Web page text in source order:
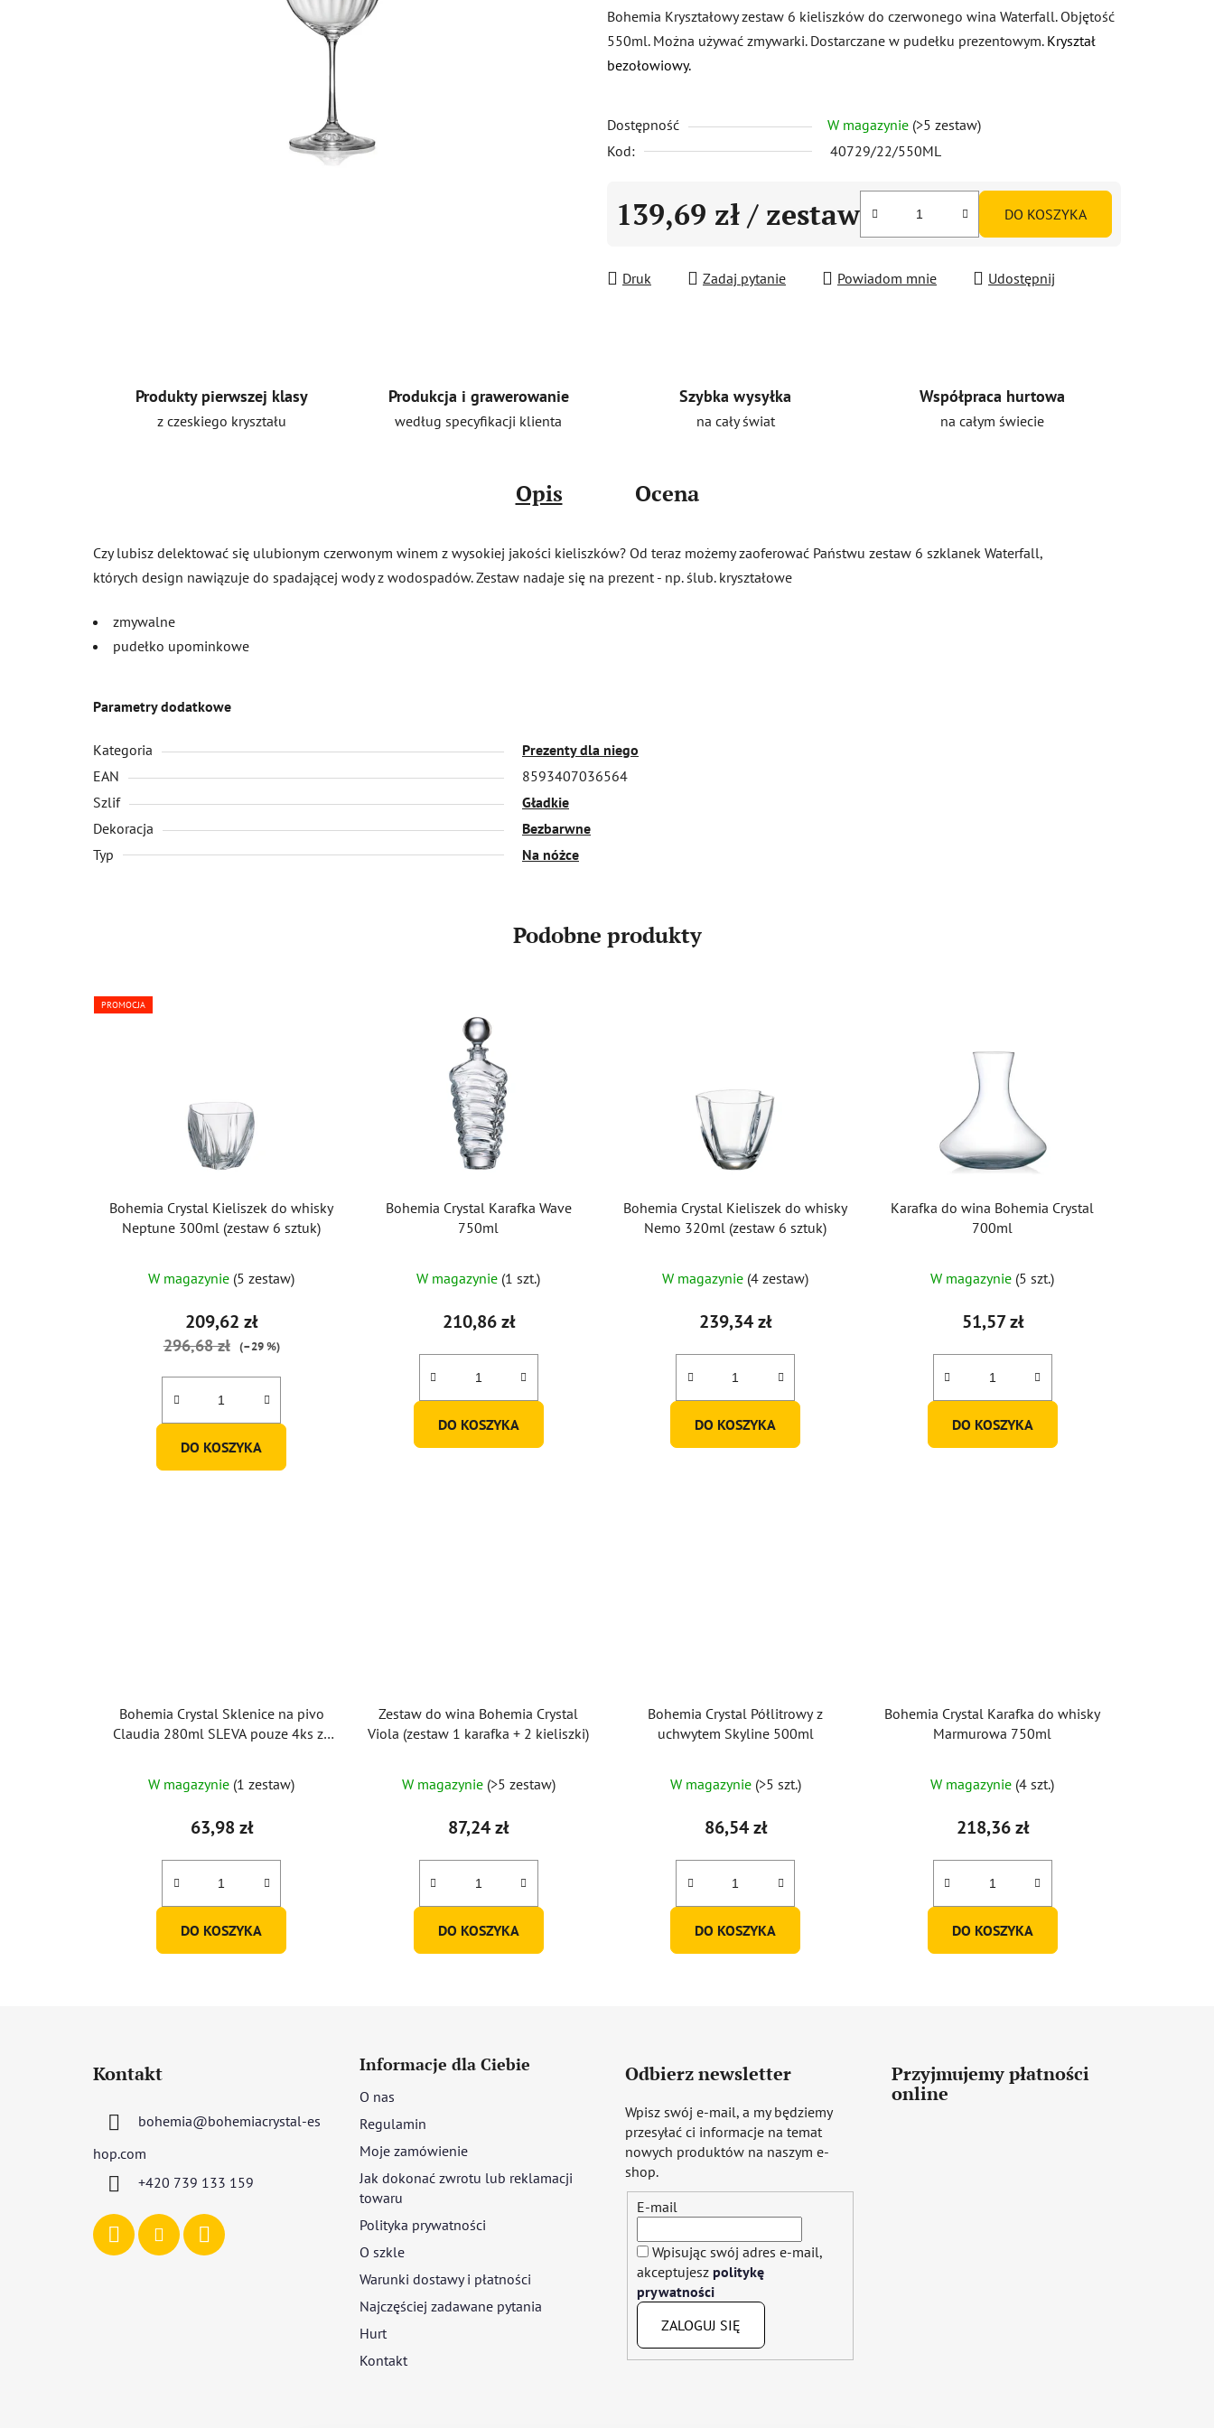
wynosi
0,0
na
gwiazdek.
Bohemia Kryształowy zestaw 6 kieliszków do czerwonego wina Waterfall. Objętość
550ml. Można używać zmywarki. Dostarczane w pudełku prezentowym. Kryształ
bezołowiowy.
Dostępność W magazynie (>5 zestaw)
Kod:
40729/22/550ML
139,69 zł / zestaw DO KOSZYKA
Druk Zadaj pytanie Powiadom mnie Udostępnij
Produkty pierwszej klasy
z czeskiego kryształu
Produkcja i grawerowanie
według specyfikacji klienta
Szybka wysyłka
na cały świat
Współpraca hurtowa
na całym świecie
Opis Ocena
Czy lubisz delektować się ulubionym czerwonym winem z wysokiej jakości kieliszków? Od teraz możemy zaoferować Państwu zestaw 6 szklanek Waterfall,
których design nawiązuje do spadającej wody z wodospadów. Zestaw nadaje się na prezent - np. ślub. kryształowe
zmywalne
pudełko upominkowe
Parametry dodatkowe
Kategoria
Prezenty dla niego
EAN
8593407036564
Szlif
Gładkie
Dekoracja
Bezbarwne
Typ
Na nóżce
Podobne produkty
PROMOCJA
Bohemia Crystal Kieliszek do whisky
Neptune 300ml (zestaw 6 sztuk)
W magazynie (5 zestaw)
209,62 zł
296,68 zł (–29 %)
DO KOSZYKA
Bohemia Crystal Karafka Wave
750ml
W magazynie (1 szt.)
210,86 zł
DO KOSZYKA
Bohemia Crystal Kieliszek do whisky
Nemo 320ml (zestaw 6 sztuk)
W magazynie (4 zestaw)
239,34 zł
DO KOSZYKA
Karafka do wina Bohemia Crystal
700ml
W magazynie (5 szt.)
51,57 zł
DO KOSZYKA
Bohemia Crystal Sklenice na pivo
Claudia 280ml SLEVA pouze 4ks ze
W magazynie (1 zestaw)
63,98 zł
DO KOSZYKA
Zestaw do wina Bohemia Crystal
Viola (zestaw 1 karafka + 2 kieliszki)
W magazynie (>5 zestaw)
87,24 zł
DO KOSZYKA
Bohemia Crystal Półlitrowy z
uchwytem Skyline 500ml
W magazynie (>5 szt.)
86,54 zł
DO KOSZYKA
Bohemia Crystal Karafka do whisky
Marmurowa 750ml
W magazynie (4 szt.)
218,36 zł
DO KOSZYKA
Kontakt
bohemia@bohemiacrystal-es
hop.com
+420 739 133 159
Informacje dla Ciebie
O nas
Regulamin
Moje zamówienie
Jak dokonać zwrotu lub reklamacji
towaru
Polityka prywatności
O szkle
Warunki dostawy i płatności
Najczęściej zadawane pytania
Hurt
Kontakt
Odbierz newsletter
Wpisz swój e-mail, a my będziemy
przesyłać ci informacje na temat
nowych produktów na naszym e-
shop.
E-mail
Wpisując swój adres e-mail,
akceptujesz politykę
prywatności
ZALOGUJ SIĘ
Przyjmujemy płatności
online